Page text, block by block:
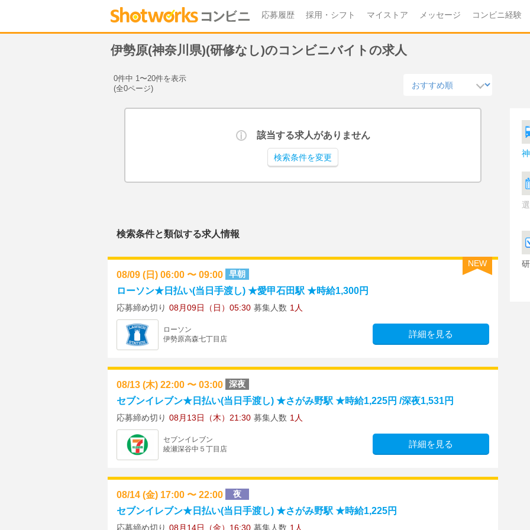
応募履歴 採用・シフト マイストア メッセージ コンビニ経験
伊勢原(神奈川県)(研修なし)のコンビニバイトの求人
0件中 1〜20件を表示
(全0ページ)
該当する求人がありません
検索条件を変更
検索条件と類似する求人情報
NEW
08/09 (日) 06:00 〜 09:00 早朝
ローソン★日払い(当日手渡し) ★愛甲石田駅 ★時給1,300円
応募締め切り 08月09日（日）05:30 募集人数 1人
ローソン
伊勢原高森七丁目店
詳細を見る
08/13 (木) 22:00 〜 03:00 深夜
セブンイレブン★日払い(当日手渡し) ★さがみ野駅 ★時給1,225円 /深夜1,531円
応募締め切り 08月13日（木）21:30 募集人数 1人
セブンイレブン
綾瀬深谷中５丁目店
詳細を見る
08/14 (金) 17:00 〜 22:00 夜
セブンイレブン★日払い(当日手渡し) ★さがみ野駅 ★時給1,225円
応募締め切り 08月14日（金）16:30 募集人数 1人